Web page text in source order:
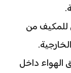
للمكيف من
داخل